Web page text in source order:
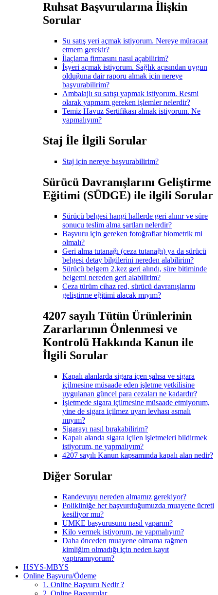
Ruhsat Başvurularına İlişkin
Sorular
Su satış yeri açmak istiyorum. Nereye müracaat
etmem gerekir?
İlaçlama firmasını nasıl açabilirim?
İşyeri açmak istiyorum. Sağlık açısından uygun
olduğuna dair raporu almak için nereye
başvurabilirim?
Ambalajlı su satışı yapmak istiyorum. Resmi
olarak yapmam gereken işlemler nelerdir?
Temiz Havuz Sertifikası almak istiyorum. Ne
yapmalıyım?
Staj İle İlgili Sorular
Staj için nereye başvurabilirim?
Sürücü Davranışlarını Geliştirme
Eğitimi (SÜDGE) ile ilgili Sorular
Sürücü belgesi hangi hallerde geri alınır ve süre
sonucu teslim alma şartları nelerdir?
Başvuru için gereken fotoğraflar biometrik mi
olmalı?
Geri alma tutanağı (ceza tutanağı) ya da sürücü
belgesi detay bilgilerini nereden alabilirim?
Sürücü belgem 2.kez geri alındı, süre bitiminde
belgemi nereden geri alabilirim?
Ceza türüm cihaz red, sürücü davranışlarını
geliştirme eğitimi alacak mıyım?
4207 sayılı Tütün Ürünlerinin
Zararlarının Önlenmesi ve
Kontrolü Hakkında Kanun ile
İlgili Sorular
Kapalı alanlarda sigara içen şahsa ve sigara
içilmesine müsaade eden işletme yetkilisine
uygulanan güncel para cezaları ne kadardır?
İşletmede sigara içilmesine müsaade etmiyorum,
yine de sigara içilmez uyarı levhası asmalı
mıyım?
Sigarayı nasıl bırakabilirim?
Kapalı alanda sigara içilen işletmeleri bildirmek
istiyorum, ne yapmalıyım?
4207 sayılı Kanun kapsamında kapalı alan nedir?
Diğer Sorular
Randevuyu nereden almamız gerekiyor?
Polikliniğe her başvurduğumuzda muayene ücreti
kesiliyor mu?
UMKE başvurusunu nasıl yaparım?
Kilo vermek istiyorum, ne yapmalıyım?
Daha önceden muayene olmama rağmen
kimliğim olmadığı için neden kayıt
yaptıramıyorum?
HSYS-MBYS
Online Başvuru/Ödeme
1. Online Başvuru Nedir ?
2. Online Başvurular